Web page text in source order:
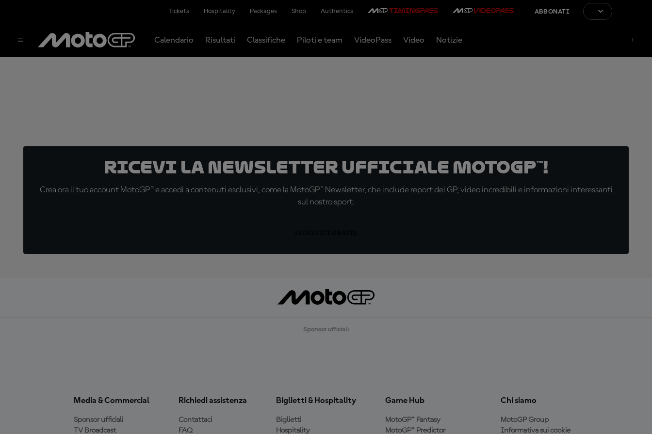
Tickets Hospitality Packages Shop Authentics ABBONATI
Calendario Risultati Classifiche Piloti e team VideoPass Video Notizie
Ricevi la newsletter ufficiale MotoGP™!
Crea ora il tuo account MotoGP™ e accedi a contenuti esclusivi, come la MotoGP™ Newsletter, che include report dei GP, video incredibili e informazioni interessanti
sul nostro sport.
Sponsor ufficiali
Media & Commercial
Sponsor ufficiali
TV Broadcast
Richiedi assistenza
Contattaci
FAQ
Biglietti & Hospitality
Biglietti
Hospitality
Game Hub
MotoGP™ Fantasy
MotoGP™ Predictor
Chi siamo
MotoGP Group
Informativa sui cookie